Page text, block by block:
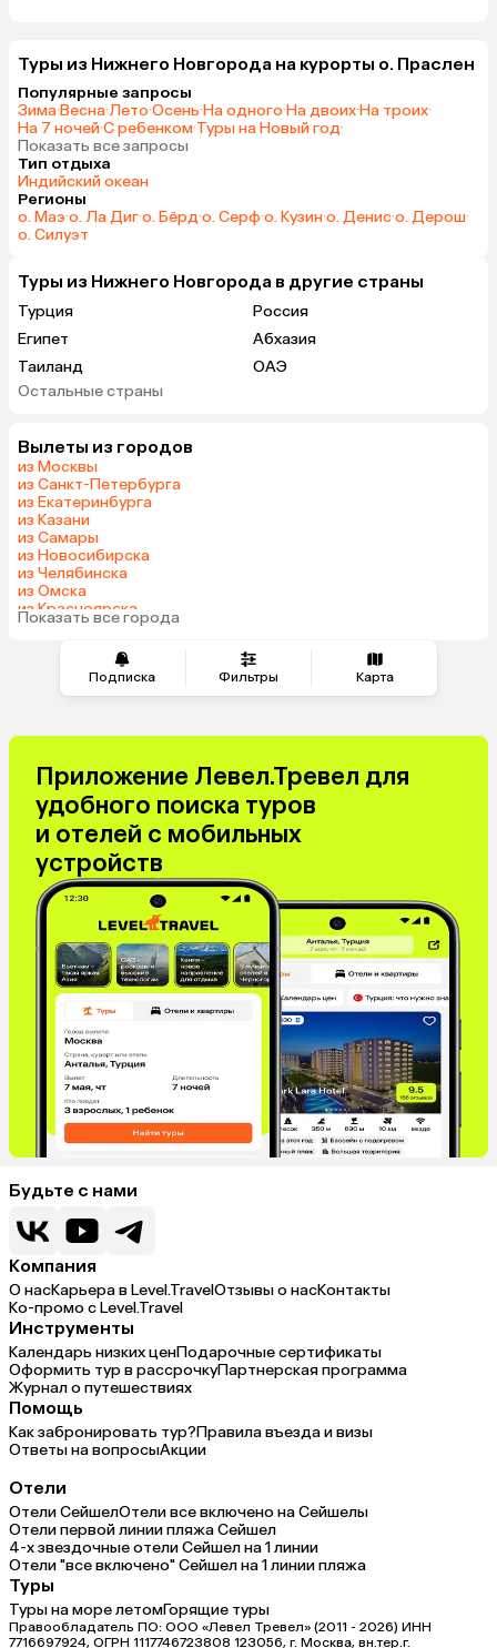
Подписка Фильтры Карта
Туры из Нижнего Новгорода на курорты о. Праслен
Популярные запросы
Зима·Весна·Лето·Осень·На одного·На двоих·На троих·
На 7 ночей·С ребенком·Туры на Новый год·
Показать все запросы
Тип отдыха
Индийский океан
Регионы
о. Маэ·о. Ла Диг·о. Бёрд·о. Серф·о. Кузин·о. Денис·о. Дерош·
о. Силуэт
Туры из Нижнего Новгорода в другие страны
Турция
Россия
Египет
Абхазия
Таиланд
ОАЭ
Вьетнам
Шри-Ланка
Азербайджан
Сербия
Киргизия
Саудовская Аравия
Остальные страны
Вылеты из городов
из Москвы
из Санкт-Петербурга
из Екатеринбурга
из Казани
из Самары
из Новосибирска
из Челябинска
из Омска
из Красноярска
из Волгограда
Показать все города
Приложение Левел.Тревел для
удобного поиска туров
и отелей с мобильных
устройств
Будьте с нами
Компания
О насКарьера в Level.TravelОтзывы о насКонтакты
Ко-промо с Level.Travel
Инструменты
Календарь низких ценПодарочные сертификаты
Оформить тур в рассрочкуПартнерская программа
Журнал о путешествиях
Помощь
Как забронировать тур?Правила въезда и визы
Ответы на вопросыАкции
Отели
Отели СейшелОтели все включено на Сейшелы
Отели первой линии пляжа Сейшел
4-х звездочные отели Сейшел на 1 линии
Отели "все включено" Сейшел на 1 линии пляжа
Туры
Туры на море летомГорящие туры
Правообладатель ПО: ООО «Левел Тревел» (2011 - 2026) ИНН
7716697924, ОГРН 1117746723808 123056, г. Москва, вн.тер.г.